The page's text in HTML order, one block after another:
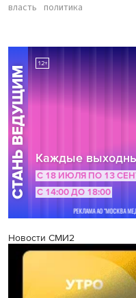
власть политика
Новости СМИ2